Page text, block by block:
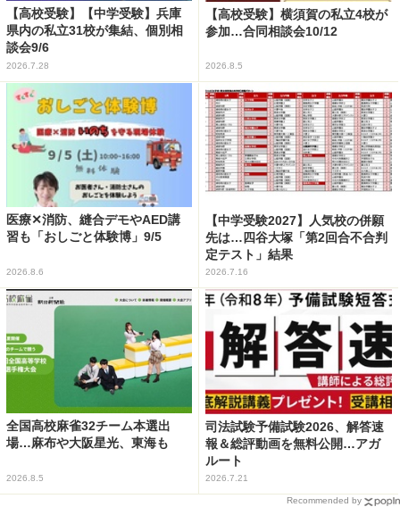
【高校受験】【中学受験】兵庫
県内の私立31校が集結、個別相
談会9/6
2026.7.28
【高校受験】横須賀の私立4校が
参加…合同相談会10/12
2026.8.5
医療✕消防、縫合デモやAED講
習も「おしごと体験博」9/5
2026.8.6
【中学受験2027】人気校の併願
先は…四谷大塚「第2回合不合判
定テスト」結果
2026.7.16
全国高校麻雀32チーム本選出
場…麻布や大阪星光、東海も
2026.8.5
司法試験予備試験2026、解答速
報＆総評動画を無料公開…アガ
ルート
2026.7.21
Recommended by